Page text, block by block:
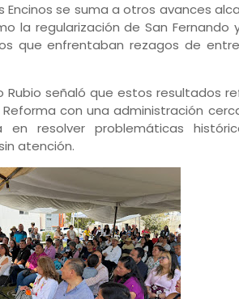
Encinos se suma a otros avances
la regularización de San Fernando
que enfrentaban rezagos de entre
Rubio señaló que estos resultados
con una administración
en resolver problemáticas
atención.